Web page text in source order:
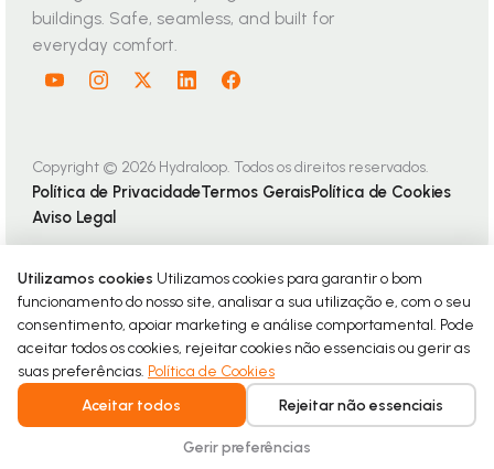
buildings. Safe, seamless, and built for
everyday comfort.
Copyright © 2026 Hydraloop. Todos os direitos reservados.
Política de PrivacidadeTermos GeraisPolítica de Cookies
Aviso Legal
Utilizamos cookies Utilizamos cookies para garantir o bom
funcionamento do nosso site, analisar a sua utilização e, com o seu
consentimento, apoiar marketing e análise comportamental. Pode
aceitar todos os cookies, rejeitar cookies não essenciais ou gerir as
suas preferências. Política de Cookies
Aceitar todos
Rejeitar não essenciais
Gerir preferências